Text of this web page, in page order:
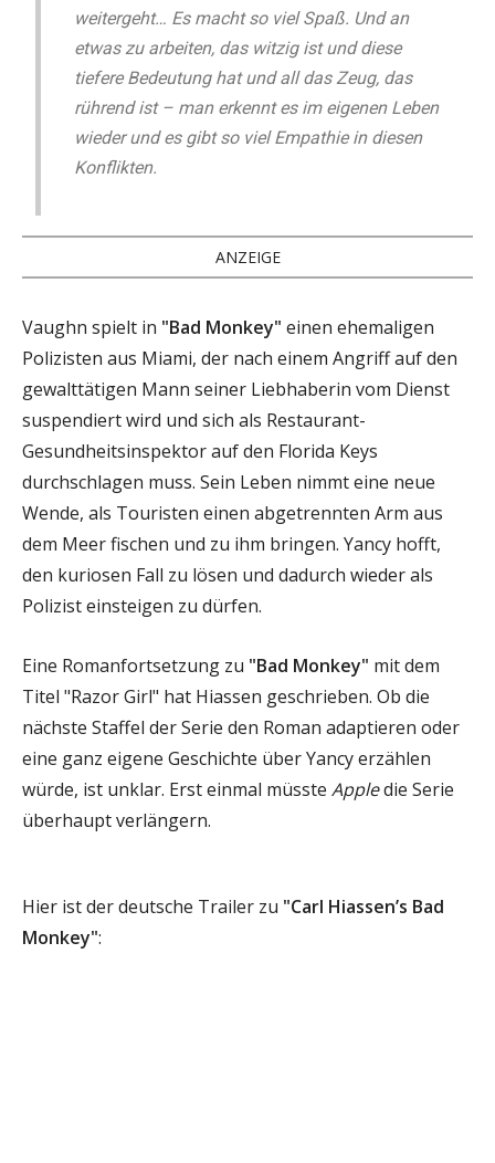
weitergeht… Es macht so viel Spaß. Und an
etwas zu arbeiten, das witzig ist und diese
tiefere Bedeutung hat und all das Zeug, das
rührend ist – man erkennt es im eigenen Leben
wieder und es gibt so viel Empathie in diesen
Konflikten.
ANZEIGE
Vaughn spielt in "Bad Monkey" einen ehemaligen
Polizisten aus Miami, der nach einem Angriff auf den
gewalttätigen Mann seiner Liebhaberin vom Dienst
suspendiert wird und sich als Restaurant-
Gesundheitsinspektor auf den Florida Keys
durchschlagen muss. Sein Leben nimmt eine neue
Wende, als Touristen einen abgetrennten Arm aus
dem Meer fischen und zu ihm bringen. Yancy hofft,
den kuriosen Fall zu lösen und dadurch wieder als
Polizist einsteigen zu dürfen.
Eine Romanfortsetzung zu "Bad Monkey" mit dem
Titel "Razor Girl" hat Hiassen geschrieben. Ob die
nächste Staffel der Serie den Roman adaptieren oder
eine ganz eigene Geschichte über Yancy erzählen
würde, ist unklar. Erst einmal müsste Appledie Serie
überhaupt verlängern.
Hier ist der deutsche Trailer zu "Carl Hiassen’s Bad
Monkey":